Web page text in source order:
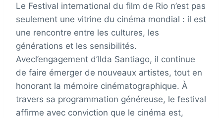
Le Festival international du film de Rio n’est pas
seulement une vitrine du cinéma mondial : il est
une rencontre entre les cultures, les
générations et les sensibilités.
Avecl’engagement d’Ilda Santiago, il continue
de faire émerger de nouveaux artistes, tout en
honorant la mémoire cinématographique. À
travers sa programmation généreuse, le festival
affirme avec conviction que le cinéma est,